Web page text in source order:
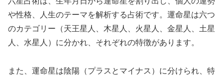
や性格、人生のテーマを解析する占術です。運命星は六つ
のカテゴリー（天王星人、木星人、火星人、金星人、土星
人、水星人）に分かれ、それぞれの特徴があります。
また、運命星は陰陽（プラスとマイナス）に分けられ、特